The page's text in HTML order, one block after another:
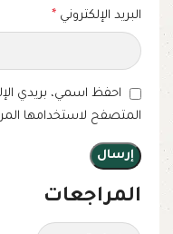
المراجعات
البريد الإلكتروني *
احفظ اسمي، بريدي
المتصفح لاستخدامها